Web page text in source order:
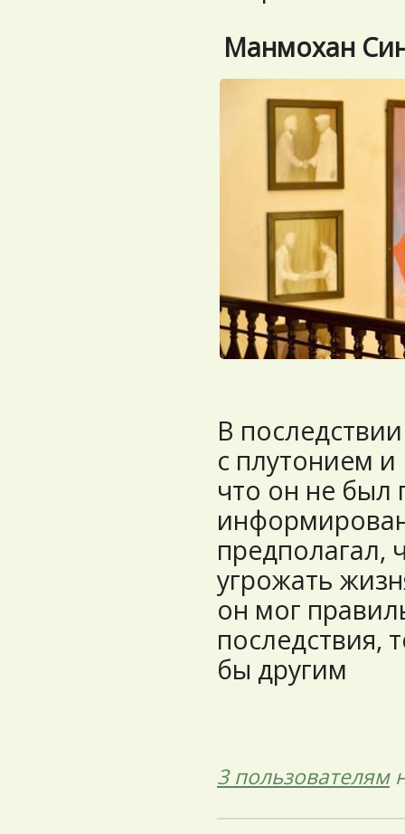
Манмохан
В
с плутонием
что он не был
предполагал,
угрожать
он мог
последствия,
бы другим
3 пользователям